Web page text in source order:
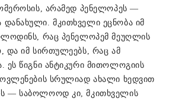
არამედ პენელოპეს —
მკითხველი ეცნობა იმ
რაც პენელოპემ მეუღლის
და იმ სირთულეებს, რაც ამ
ეს წიგნი ანტიკური მითოლოგიის
სრულიად ახალი ხედვით
— საბოლოოდ კი, მკითხველის